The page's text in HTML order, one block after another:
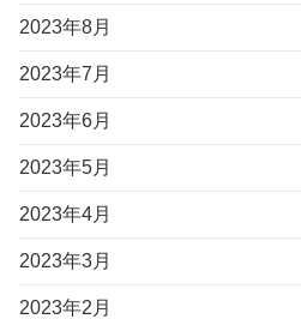
2023年8月
2023年7月
2023年6月
2023年5月
2023年4月
2023年3月
2023年2月